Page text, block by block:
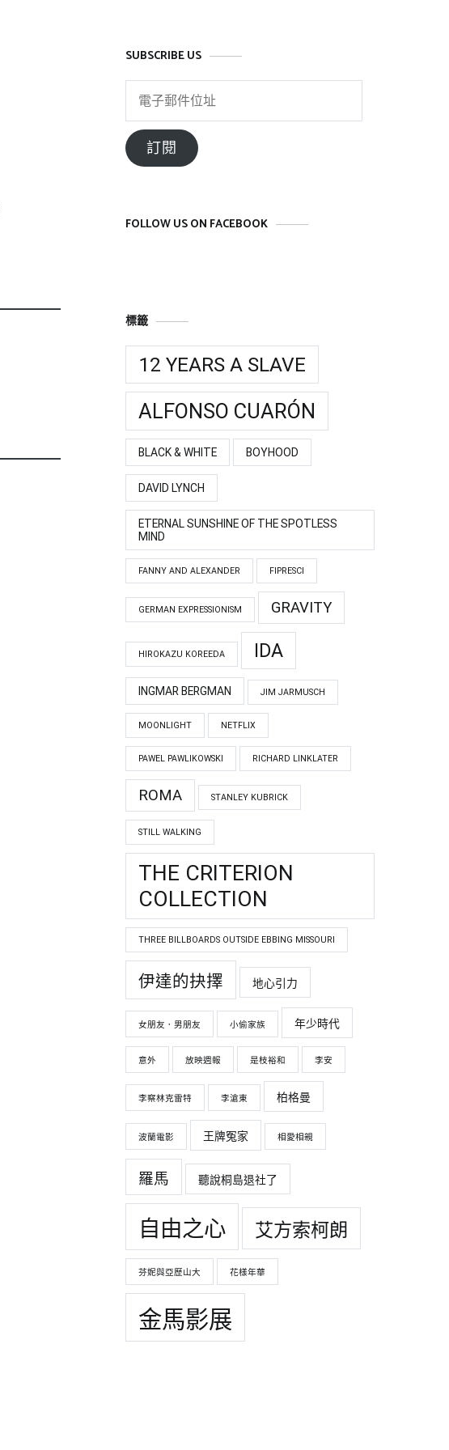
SUBSCRIBE US
郵
件
訂閱
FOLLOW US ON FACEBOOK
標籤
12 YEARS A SLAVE
ALFONSO CUARÓN
BLACK & WHITE BOYHOOD
DAVID LYNCH
ETERNAL SUNSHINE OF THE SPOTLESS
MIND
FANNY AND ALEXANDER FIPRESCI
GERMAN EXPRESSIONISM GRAVITY
HIROKAZU KOREEDA IDA
INGMAR BERGMAN JIM JARMUSCH
MOONLIGHT NETFLIX
PAWEL PAWLIKOWSKI RICHARD LINKLATER
ROMA STANLEY KUBRICK
STILL WALKING
THE CRITERION
COLLECTION
THREE BILLBOARDS OUTSIDE EBBING MISSOURI
伊達的抉擇 地心引力
女朋友．男朋友 小偷家族 年少時代
意外 放映週報 是枝裕和 李安
李察林克雷特 李滄東 柏格曼
波蘭電影 王牌冤家 相愛相親
羅馬 聽說桐島退社了
自由之心 艾方索柯朗
芬妮與亞歷山大 花樣年華
金馬影展